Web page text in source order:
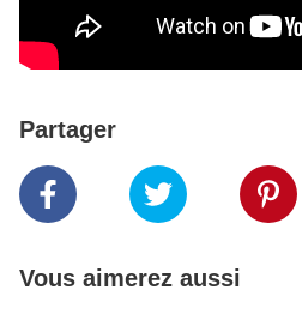
Partager
Vous aimerez aussi